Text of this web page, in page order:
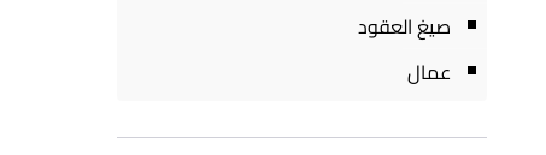
صيغ العقود
عمال